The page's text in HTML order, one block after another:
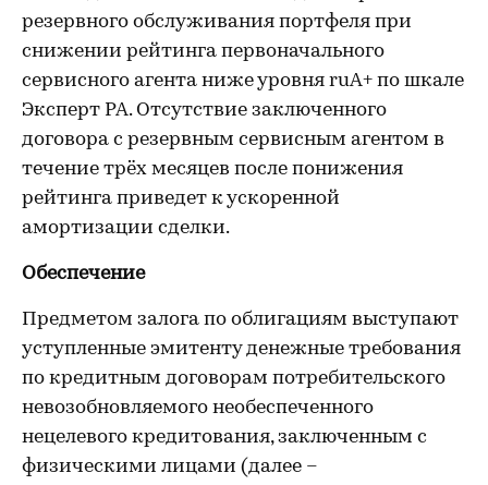
резервного обслуживания портфеля при
снижении рейтинга первоначального
сервисного агента ниже уровня ruA+ по шкале
Эксперт РА. Отсутствие заключенного
договора с резервным сервисным агентом в
течение трёх месяцев после понижения
рейтинга приведет к ускоренной
амортизации сделки.
Обеспечение
Предметом залога по облигациям выступают
уступленные эмитенту денежные требования
по кредитным договорам потребительского
невозобновляемого необеспеченного
нецелевого кредитования, заключенным с
физическими лицами (далее –